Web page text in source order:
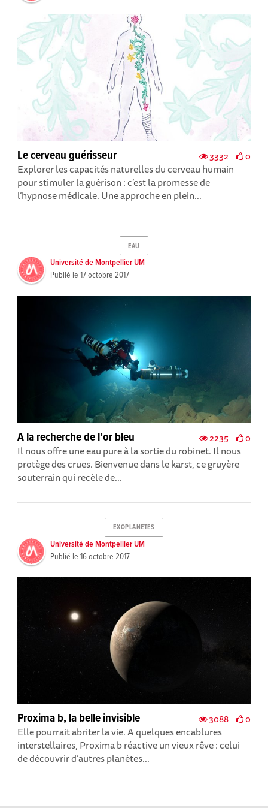
3332 0
Le cerveau guérisseur
Explorer les capacités naturelles du cerveau humain
pour stimuler la guérison : c’est la promesse de
l’hypnose médicale. Une approche en plein...
EAU
Université de Montpellier UM
Publié le 17 octobre 2017
2235 0
A la recherche de l’or bleu
Il nous offre une eau pure à la sortie du robinet. Il nous
protège des crues. Bienvenue dans le karst, ce gruyère
souterrain qui recèle de...
EXOPLANETES
Université de Montpellier UM
Publié le 16 octobre 2017
3088 0
Proxima b, la belle invisible
Elle pourrait abriter la vie. A quelques encablures
interstellaires, Proxima b réactive un vieux rêve : celui
de découvrir d’autres planètes...